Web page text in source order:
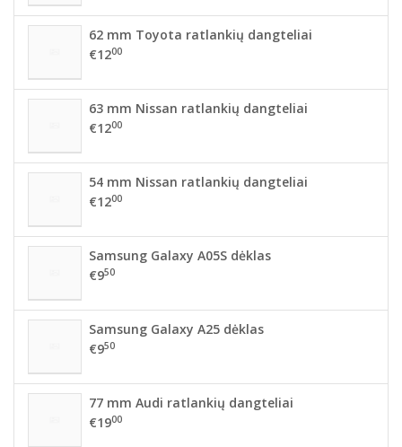
62 mm Toyota ratlankių dangteliai
€1200
63 mm Nissan ratlankių dangteliai
€1200
54 mm Nissan ratlankių dangteliai
€1200
Samsung Galaxy A05S dėklas
€950
Samsung Galaxy A25 dėklas
€950
77 mm Audi ratlankių dangteliai
€1900